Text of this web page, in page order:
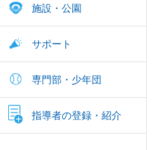
施設・公園
サポート
専門部・少年団
指導者の登録・紹介